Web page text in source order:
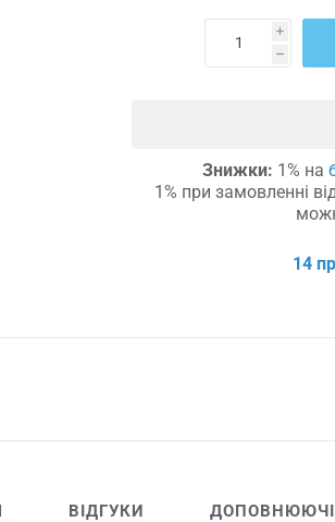
i
h
Знижки: 1% на
1% при замовленні
14
ВІДГУКИ